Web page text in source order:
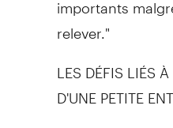
relever."
LES DÉFIS LIÉS
D'UNE PETITE